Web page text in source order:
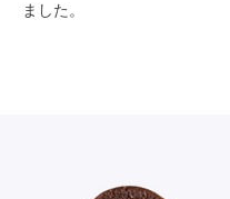
ました。